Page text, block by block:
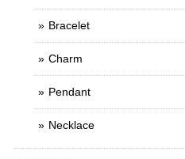
Bracelet
Charm
Pendant
Necklace